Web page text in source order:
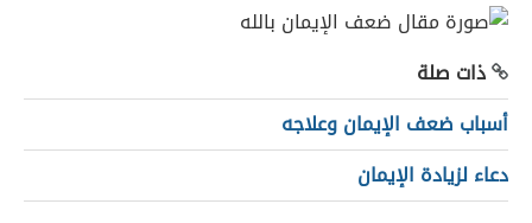
ذات صلة
أسباب ضعف الإيمان وعلاجه
دعاء لزيادة الإيمان